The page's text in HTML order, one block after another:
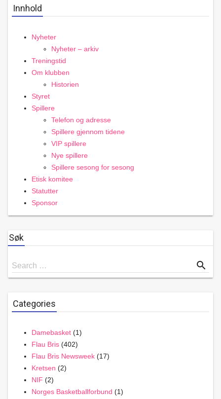
Innhold
Nyheter
Nyheter – arkiv
Treningstid
Om klubben
Historien
Styret
Spillere
Telefon og adresse
Spillere gjennom tidene
VIP spillere
Nye spillere
Spillere sesong for sesong
Etisk komitee
Statutter
Sponsor
Søk
Search
for
Search … search
Categories
Damebasket (1)
Flau Bris (402)
Flau Bris Newsweek (17)
Kretsen (2)
NIF (2)
Norges Basketballforbund (1)